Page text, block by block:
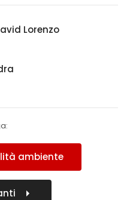
Lorenzo
ambiente